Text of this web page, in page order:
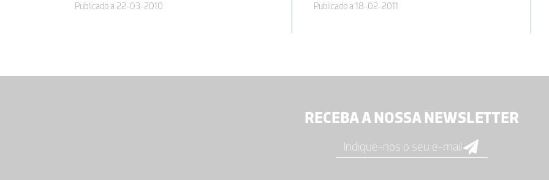
Publicado a 22-03-2010
Publicado a 18-02-2011
RECEBA A NOSSA NEWSLETTER